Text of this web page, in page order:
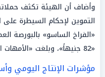
وأضاف أن الهيئة تكثف
التموين لإحكام السيطرة
«82 جنيهاً»، وبلغت «الأمهات البيضاء» نحو «45 جنيهًا» بالمزرعة.
مؤشرات الإنتاج اليومي